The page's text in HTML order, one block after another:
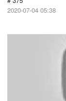
2020-07-04 05:38